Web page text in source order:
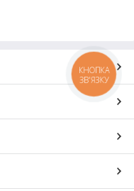
КНОПКА
ЗВ'ЯЗКУ